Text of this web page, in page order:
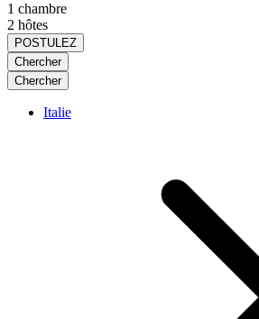
1 chambre
2 hôtes
POSTULEZ
Chercher
Chercher
Italie